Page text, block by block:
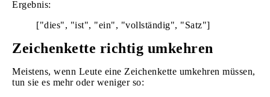
Ergebnis:
["dies", "ist", "ein", "vollständig", "Satz"]
Zeichenkette richtig umkehren
Meistens, wenn Leute eine Zeichenkette umkehren müssen,
tun sie es mehr oder weniger so: